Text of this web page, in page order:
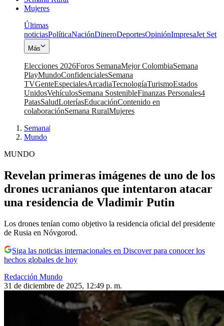
Mujeres
Últimas
noticiasPolíticaNaciónDineroDeportesOpiniónImpresaJet Set
Más
Elecciones 2026Foros SemanaMejor ColombiaSemana
PlayMundoConfidencialesSemana
TVGenteEspecialesArcadiaTecnologíaTurismoEstados
UnidosVehículosSemana SostenibleFinanzas Personales4
PatasSaludLoteríasEducaciónContenido en
colaboraciónSemana RuralMujeres
Semana|
Mundo
MUNDO
Revelan primeras imágenes de uno de los
drones ucranianos que intentaron atacar
una residencia de Vladimir Putin
Los drones tenían como objetivo la residencia oficial del presidente
de Rusia en Nóvgorod.
Siga las noticias internacionales en Discover para conocer los
hechos globales de hoy
Redacción Mundo
31 de diciembre de 2025, 12:49 p. m.